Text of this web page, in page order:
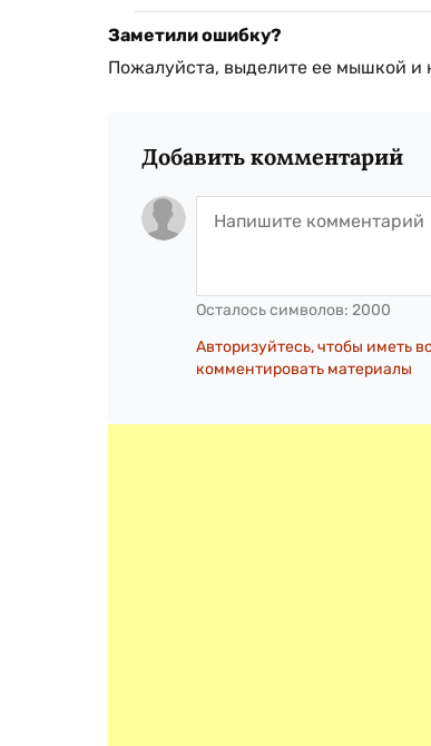
Заметили ошибку?
Пожалуйста, выделите ее мышкой
Добавить комментарий
Осталось символов: 2000
Авторизуйтесь, чтобы иметь
комментировать материалы